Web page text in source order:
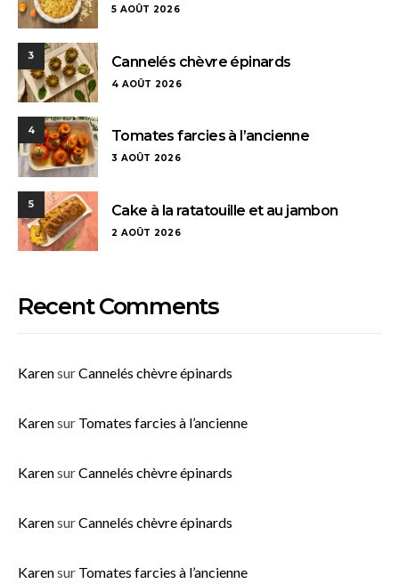
5 AOÛT 2026
3 Cannelés chèvre épinards
4 AOÛT 2026
4 Tomates farcies à l’ancienne
3 AOÛT 2026
5 Cake à la ratatouille et au jambon
2 AOÛT 2026
Recent Comments
KarensurCannelés chèvre épinards
Karensur Tomates farcies à l’ancienne
KarensurCannelés chèvre épinards
KarensurCannelés chèvre épinards
Karensur Tomates farcies à l’ancienne